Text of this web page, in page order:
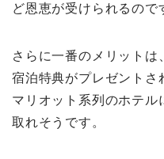
ど恩恵が受けられるので
さらに一番のメリット
宿泊特典がプレゼントさ
マリオット系列のホテル
取れそうです。